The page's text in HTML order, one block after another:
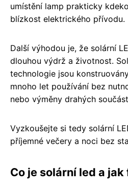
umístění lamp prakticky
blízkost elektrického přívodu.
Další výhodou je, že solární
dlouhou výdrž a životnost.
technologie jsou
mnoho let používání bez
nebo výměny drahých
Vyzkoušejte si tedy solární
příjemné večery a noci bez
Co je solární led a jak